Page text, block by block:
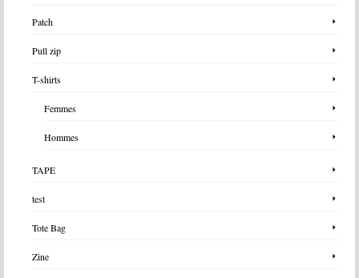
Patch
Pull zip
T-shirts
Femmes
Hommes
TAPE
test
Tote Bag
Zine